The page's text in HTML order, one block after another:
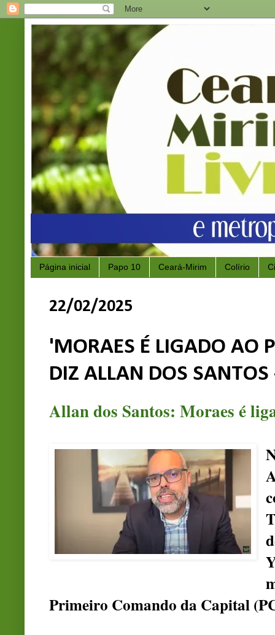
Página inicial Papo 10 Ceará-Mirim Colírio
22/02/2025
'MORAES É LIGADO AO
DIZ ALLAN DOS SANTOS
Allan dos Santos: Moraes é
Primeiro Comando da Capital